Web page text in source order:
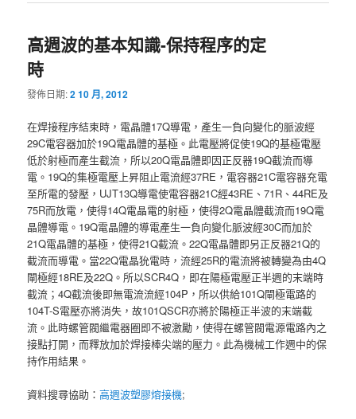
高週波的基本知識-保持程序的定
時
發佈日期:2 10 月, 2012
在焊接程序結束時，電晶體17Q導電，產生一負向變化的脈波經
29C電容器加於19Q電晶體的基極。此電壓將促使19Q的基極電壓
低於射極而產生截流，所以20Q電晶體即因正反器19Q截流而導
電。19Q的集極電壓上昇阻止電流經37RE，電容器21C電容器充電
至所電的發壓，UJT13Q導電使電容器21C經43RE、71R、44RE及
75R而放電，使得14Q電晶電的射極，使得2Q電晶體截流而19Q電
晶體導電。19Q電晶體的導電產生一負向變化脈波經30C而加於
21Q電晶體的基極，使得21Q截流。22Q電晶體即另正反器21Q的
截流而導電。當22Q電晶狁電時，流經25R的電流將被轉變為由4Q
閘極經18RE及22Q。所以SCR4Q，即在陽極電壓正半週的末端時
截流；4Q截流後即無電流流經104P，所以供給101Q閘極電路的
104T-S電壓亦將消失，故101QSCR亦將於陽極正半波的末端截
流。此時螺管閥繼電器圈即不被激勵，使得在螺管閥電源電路內之
接點打開，而釋放加於焊接棒尖端的壓力。此為機械工作週中的保
持作用結果。
資料搜尋協助：高週波塑膠熔接機;